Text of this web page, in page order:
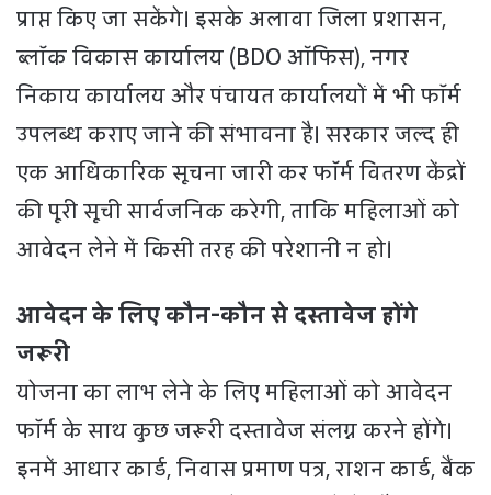
प्राप्त किए जा सकेंगे। इसके अलावा जिला प्रशासन,
ब्लॉक विकास कार्यालय (BDO ऑफिस), नगर
निकाय कार्यालय और पंचायत कार्यालयों में भी फॉर्म
उपलब्ध कराए जाने की संभावना है। सरकार जल्द ही
एक आधिकारिक सूचना जारी कर फॉर्म वितरण केंद्रों
की पूरी सूची सार्वजनिक करेगी, ताकि महिलाओं को
आवेदन लेने में किसी तरह की परेशानी न हो।
आवेदन के लिए कौन-कौन से दस्तावेज होंगे
जरूरी
योजना का लाभ लेने के लिए महिलाओं को आवेदन
फॉर्म के साथ कुछ जरूरी दस्तावेज संलग्न करने होंगे।
इनमें आधार कार्ड, निवास प्रमाण पत्र, राशन कार्ड, बैंक